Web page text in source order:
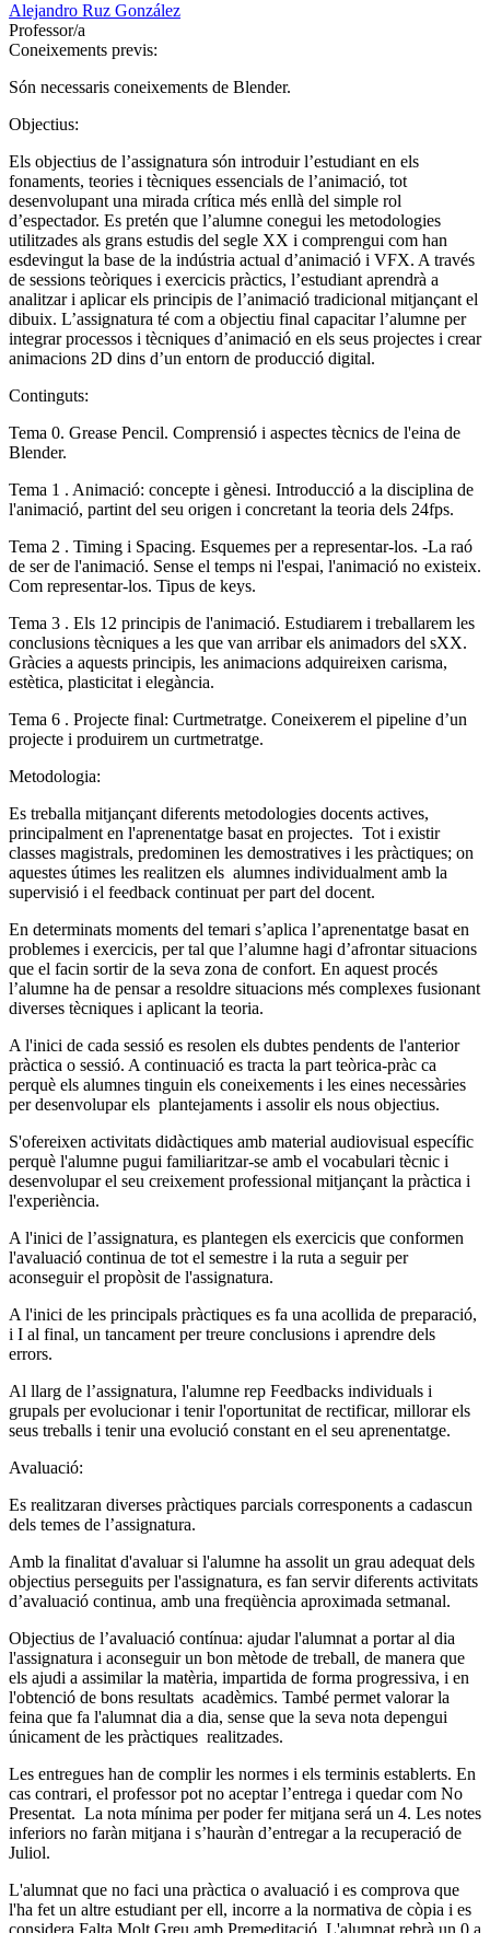
Alejandro Ruz González
Professor/a
Coneixements previs:
Són necessaris coneixements de Blender.
Objectius:
Els objectius de l’assignatura són introduir l’estudiant en els
fonaments, teories i tècniques essencials de l’animació, tot
desenvolupant una mirada crítica més enllà del simple rol
d’espectador. Es pretén que l’alumne conegui les metodologies
utilitzades als grans estudis del segle XX i comprengui com han
esdevingut la base de la indústria actual d’animació i VFX. A través
de sessions teòriques i exercicis pràctics, l’estudiant aprendrà a
analitzar i aplicar els principis de l’animació tradicional mitjançant el
dibuix. L’assignatura té com a objectiu final capacitar l’alumne per
integrar processos i tècniques d’animació en els seus projectes i crear
animacions 2D dins d’un entorn de producció digital.
Continguts:
Tema 0. Grease Pencil. Comprensió i aspectes tècnics de l'eina de
Blender.
Tema 1 . Animació: concepte i gènesi. Introducció a la disciplina de
l'animació, partint del seu origen i concretant la teoria dels 24fps.
Tema 2 . Timing i Spacing. Esquemes per a representar-los. -La raó
de ser de l'animació. Sense el temps ni l'espai, l'animació no existeix.
Com representar-los. Tipus de keys.
Tema 3 . Els 12 principis de l'animació. Estudiarem i treballarem les
conclusions tècniques a les que van arribar els animadors del sXX.
Gràcies a aquests principis, les animacions adquireixen carisma,
estètica, plasticitat i elegància.
Tema 6 . Projecte final: Curtmetratge. Coneixerem el pipeline d’un
projecte i produirem un curtmetratge.
Metodologia:
Es treballa mitjançant diferents metodologies docents actives,
principalment en l'aprenentatge basat en projectes. Tot i existir
classes magistrals, predominen les demostratives i les pràctiques; on
aquestes útimes les realitzen els alumnes individualment amb la
supervisió i el feedback continuat per part del docent.
En determinats moments del temari s’aplica l’aprenentatge basat en
problemes i exercicis, per tal que l’alumne hagi d’afrontar situacions
que el facin sortir de la seva zona de confort. En aquest procés
l’alumne ha de pensar a resoldre situacions més complexes fusionant
diverses tècniques i aplicant la teoria.
A l'inici de cada sessió es resolen els dubtes pendents de l'anterior
pràctica o sessió. A continuació es tracta la part teòrica-pràc ca
perquè els alumnes tinguin els coneixements i les eines necessàries
per desenvolupar els plantejaments i assolir els nous objectius.
S'ofereixen activitats didàctiques amb material audiovisual específic
perquè l'alumne pugui familiaritzar-se amb el vocabulari tècnic i
desenvolupar el seu creixement professional mitjançant la pràctica i
l'experiència.
A l'inici de l’assignatura, es plantegen els exercicis que conformen
l'avaluació continua de tot el semestre i la ruta a seguir per
aconseguir el propòsit de l'assignatura.
A l'inici de les principals pràctiques es fa una acollida de preparació,
i I al final, un tancament per treure conclusions i aprendre dels
errors.
Al llarg de l’assignatura, l'alumne rep Feedbacks individuals i
grupals per evolucionar i tenir l'oportunitat de rectificar, millorar els
seus treballs i tenir una evolució constant en el seu aprenentatge.
Avaluació:
Es realitzaran diverses pràctiques parcials corresponents a cadascun
dels temes de l’assignatura.
Amb la finalitat d'avaluar si l'alumne ha assolit un grau adequat dels
objectius perseguits per l'assignatura, es fan servir diferents activitats
d’avaluació continua, amb una freqüència aproximada setmanal.
Objectius de l’avaluació contínua: ajudar l'alumnat a portar al dia
l'assignatura i aconseguir un bon mètode de treball, de manera que
els ajudi a assimilar la matèria, impartida de forma progressiva, i en
l'obtenció de bons resultats acadèmics. També permet valorar la
feina que fa l'alumnat dia a dia, sense que la seva nota depengui
únicament de les pràctiques realitzades.
Les entregues han de complir les normes i els terminis establerts. En
cas contrari, el professor pot no aceptar l’entrega i quedar com No
Presentat. La nota mínima per poder fer mitjana será un 4. Les notes
inferiors no faràn mitjana i s’hauràn d’entregar a la recuperació de
Juliol.
L'alumnat que no faci una pràctica o avaluació i es comprova que
l'ha fet un altre estudiant per ell, incorre a la normativa de còpia i es